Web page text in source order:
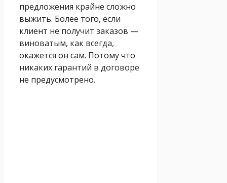
предложения крайне сложно
выжить. Более того, если
клиент не получит заказов —
виноватым, как всегда,
окажется он сам. Потому что
никаких гарантий в договоре
не предусмотрено.